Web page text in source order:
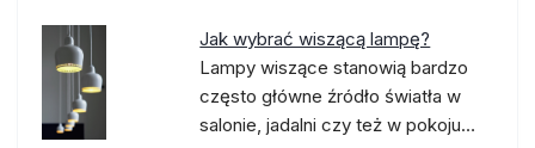
Jak wybrać wiszącą lampę?
Lampy wiszące stanowią bardzo
często główne źródło światła w
salonie, jadalni czy też w pokoju…